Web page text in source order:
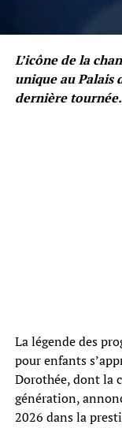
L’icône de la
unique au Palais
dernière tournée.
La légende des
pour enfants
Dorothée, dont la
génération,
2026 dans la